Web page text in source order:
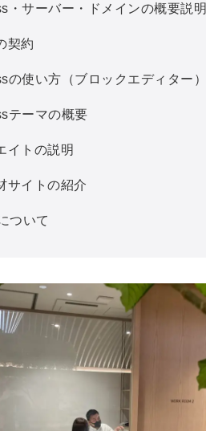
・サーバー・ドメインの概要説明
契約
の使い方（ブロックエディター）
テーマの概要
イトの説明
サイトの紹介
ついて